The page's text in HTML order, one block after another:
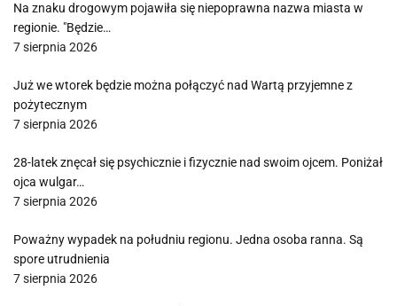
Na znaku drogowym pojawiła się niepoprawna nazwa miasta w
regionie. "Będzie…
7 sierpnia 2026
Już we wtorek będzie można połączyć nad Wartą przyjemne z
pożytecznym
7 sierpnia 2026
28-latek znęcał się psychicznie i fizycznie nad swoim ojcem. Poniżał
ojca wulgar…
7 sierpnia 2026
Poważny wypadek na południu regionu. Jedna osoba ranna. Są
spore utrudnienia
7 sierpnia 2026